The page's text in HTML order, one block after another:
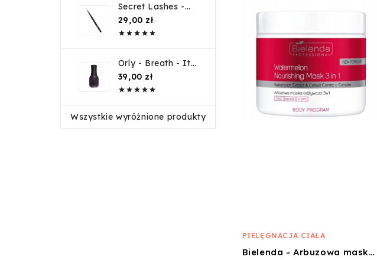
Secret Lashes -
Pęseta VETUS ST-
11 typ I czarna
29,00 złCena
    
Orly - Breath - Its
not a phase
2060001
39,00 złCena
    
Wszystkie wyróżnione produkty
PIELĘGNACJA CIAŁA
Bielenda - Arbuzowa maska żelowa do ciała - 600ml